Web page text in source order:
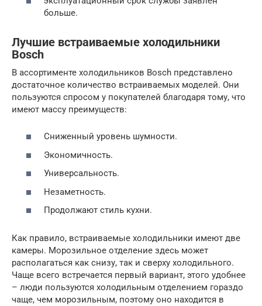
больше.
Лучшие встраиваемые холодильники
Bosch
В ассортименте холодильников Bosch представлено
достаточное количество встраиваемых моделей. Они
пользуются спросом у покупателей благодаря тому, что
имеют массу преимуществ:
Сниженный уровень шумности.
Экономичность.
Универсальность.
Незаметность.
Продолжают стиль кухни.
Как правило, встраиваемые холодильники имеют две
камеры. Морозильное отделение здесь может
располагаться как снизу, так и сверху холодильного.
Чаще всего встречается первый вариант, этого удобнее
– люди пользуются холодильным отделением гораздо
чаще, чем морозильным, поэтому оно находится в